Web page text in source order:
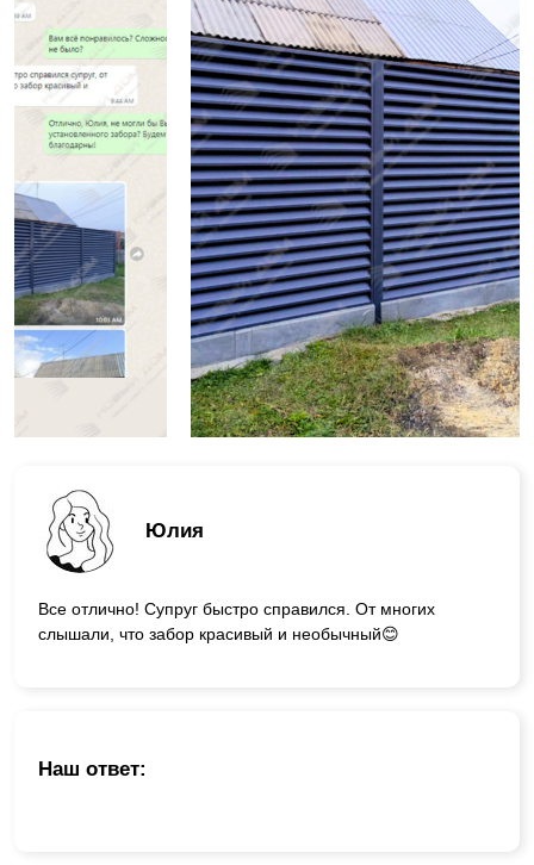
Юлия
Все отлично! Супруг быстро справился. От многих
слышали, что забор красивый и необычный😊
Наш ответ: